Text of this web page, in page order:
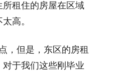
租住的房屋在区域
高。
但是，东区的房租
对于我们这些刚毕业